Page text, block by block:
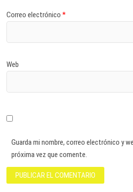
Correo electrónico*
Web
Guarda mi nombre, correo electrónico y
próxima vez que comente.